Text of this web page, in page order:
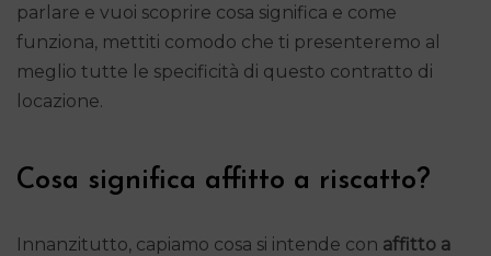
parlare e vuoi scoprire cosa significa e come
funziona, mettiti comodo che ti presenteremo al
meglio tutte le specificità di questo contratto di
locazione.
Cosa significa affitto a riscatto?
Innanzitutto, capiamo cosa si intende con affitto a